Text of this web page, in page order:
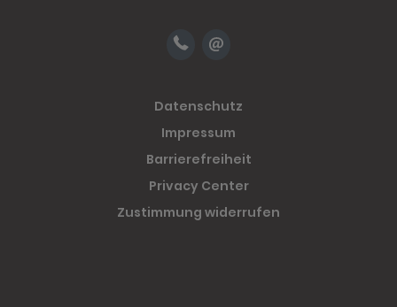
Datenschutz
Impressum
Barrierefreiheit
Privacy Center
Zustimmung widerrufen